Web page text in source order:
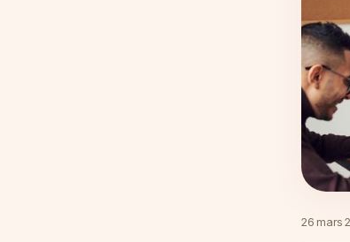
26 mars